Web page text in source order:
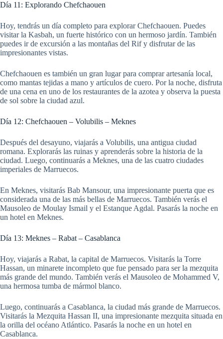
Día 11: Explorando Chefchaouen
Hoy, tendrás un día completo para explorar Chefchaouen. Puedes
visitar la Kasbah, un fuerte histórico con un hermoso jardín. También
puedes ir de excursión a las montañas del Rif y disfrutar de las
impresionantes vistas.
Chefchaouen es también un gran lugar para comprar artesanía local,
como mantas tejidas a mano y artículos de cuero. Por la noche, disfruta
de una cena en uno de los restaurantes de la azotea y observa la puesta
de sol sobre la ciudad azul.
Día 12: Chefchaouen – Volubilis – Meknes
Después del desayuno, viajarás a Volubilis, una antigua ciudad
romana. Explorarás las ruinas y aprenderás sobre la historia de la
ciudad. Luego, continuarás a Meknes, una de las cuatro ciudades
imperiales de Marruecos.
En Meknes, visitarás Bab Mansour, una impresionante puerta que es
considerada una de las más bellas de Marruecos. También verás el
Mausoleo de Moulay Ismail y el Estanque Agdal. Pasarás la noche en
un hotel en Meknes.
Día 13: Meknes – Rabat – Casablanca
Hoy, viajarás a Rabat, la capital de Marruecos. Visitarás la Torre
Hassan, un minarete incompleto que fue pensado para ser la mezquita
más grande del mundo. También verás el Mausoleo de Mohammed V,
una hermosa tumba de mármol blanco.
Luego, continuarás a Casablanca, la ciudad más grande de Marruecos.
Visitarás la Mezquita Hassan II, una impresionante mezquita situada en
la orilla del océano Atlántico. Pasarás la noche en un hotel en
Casablanca.